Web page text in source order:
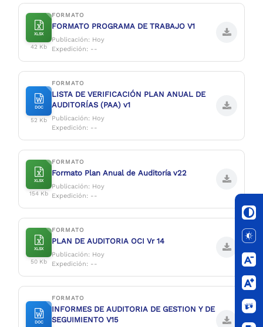
XLSX
42 Kb
FORMATO
FORMATO PROGRAMA DE TRABAJO V1
Publicación: Hoy
Expedición: --
DOC
52 Kb
FORMATO
LISTA DE VERIFICACIÓN PLAN ANUAL DE
AUDITORÍAS (PAA) v1
Publicación: Hoy
Expedición: --
XLSX
154 Kb
FORMATO
Formato Plan Anual de Auditoría v22
Publicación: Hoy
Expedición: --
XLSX
50 Kb
FORMATO
PLAN DE AUDITORIA OCI Vr 14
Publicación: Hoy
Expedición: --
DOC
FORMATO
INFORMES DE AUDITORIA DE GESTION Y DE
SEGUIMIENTO V15